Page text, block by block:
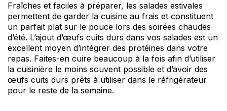
Fraîches et faciles à préparer, les salades estivales
permettent de garder la cuisine au frais et constituent
un parfait plat sur le pouce lors des soirées chaudes
d’été. L’ajout d’œufs cuits durs dans vos salades est un
excellent moyen d’intégrer des protéines dans votre
repas. Faites-en cuire beaucoup à la fois afin d’utiliser
la cuisinière le moins souvent possible et d’avoir des
œufs cuits durs prêts à utiliser dans le réfrigérateur
pour le reste de la semaine.